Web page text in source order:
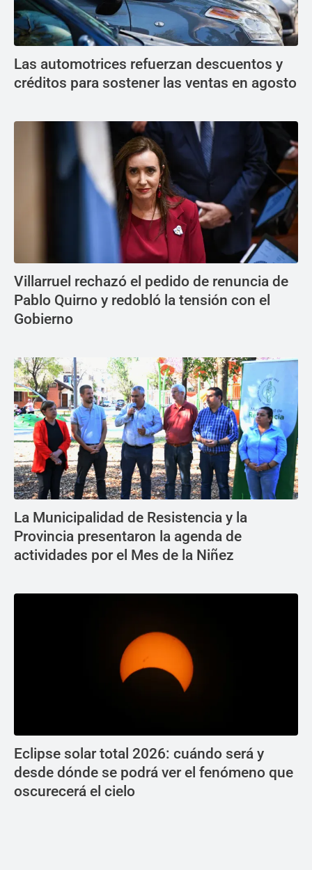
Las automotrices refuerzan descuentos y
créditos para sostener las ventas en agosto
Villarruel rechazó el pedido de renuncia de
Pablo Quirno y redobló la tensión con el
Gobierno
La Municipalidad de Resistencia y la
Provincia presentaron la agenda de
actividades por el Mes de la Niñez
Eclipse solar total 2026: cuándo será y
desde dónde se podrá ver el fenómeno que
oscurecerá el cielo